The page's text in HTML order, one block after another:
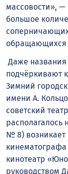
массовости»,
большое
обращающихся
Даже
подчёркивают
Зимний
имени А.
советский
№ 8) возникает
кинематографа
кинотеатр
руководством